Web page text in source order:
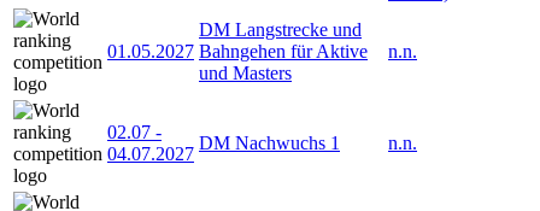
01.05.2027
DM Langstrecke und
Bahngehen für Aktive
und Masters
n.n.
02.07 -
04.07.2027
DM Nachwuchs 1 n.n.